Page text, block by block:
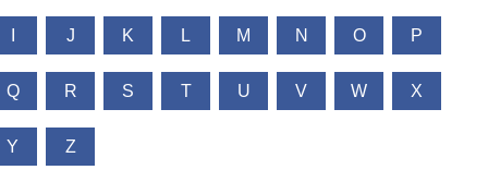
J K L M N O P
Q R S T U V W X
Y Z